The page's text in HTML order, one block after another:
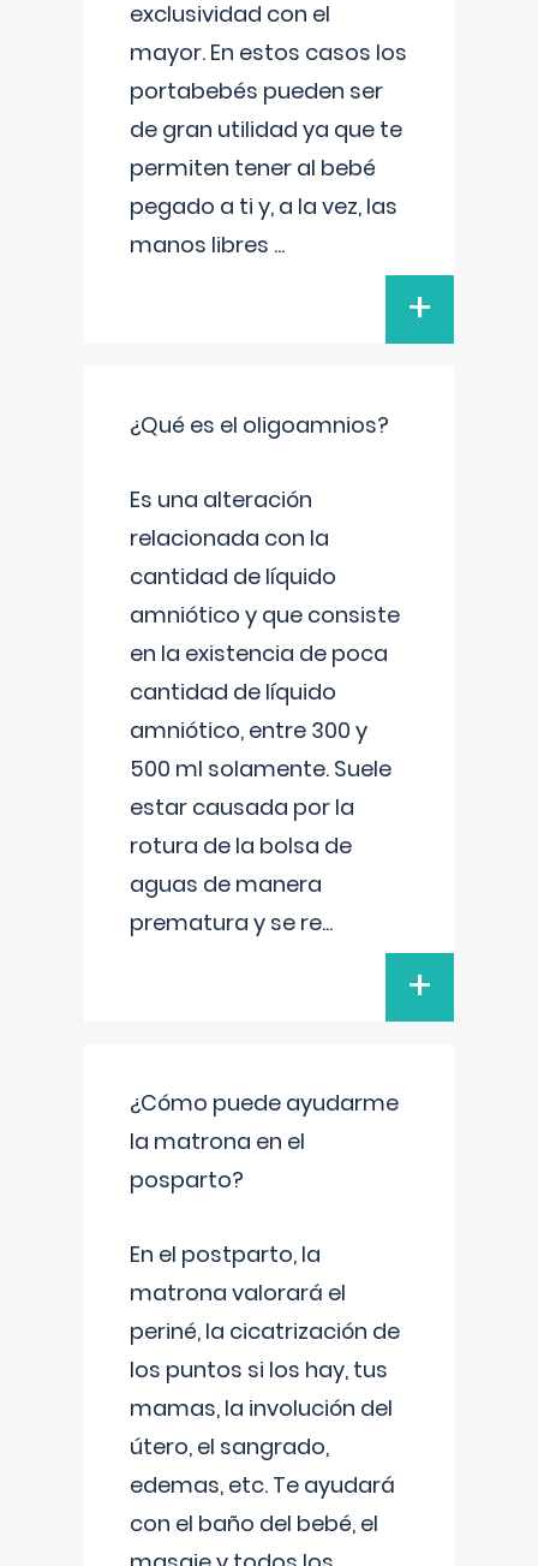
exclusividad con el
mayor. En estos casos los
portabebés pueden ser
de gran utilidad ya que te
permiten tener al bebé
pegado a ti y, a la vez, las
manos libres ...
+
¿Qué es el oligoamnios?
Es una alteración
relacionada con la
cantidad de líquido
amniótico y que consiste
en la existencia de poca
cantidad de líquido
amniótico, entre 300 y
500 ml solamente. Suele
estar causada por la
rotura de la bolsa de
aguas de manera
prematura y se re...
+
¿Cómo puede ayudarme
la matrona en el
posparto?
En el postparto, la
matrona valorará el
periné, la cicatrización de
los puntos si los hay, tus
mamas, la involución del
útero, el sangrado,
edemas, etc. Te ayudará
con el baño del bebé, el